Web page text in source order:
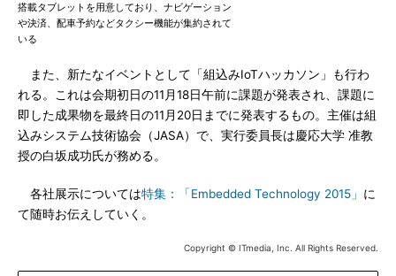
搭載タブレットを用意しており、ナビゲーション
や決済、配車予約などタクシー機能が集約されて
いる
また、新たなイベントとして「組込みIoTハッカソン」も行わ
れる。これは会期初日の11月18日午前に課題が発表され、課題に
即した成果物を最終日の11月20日までに発表するもの。主催は組
込みシステム技術協会（JASA）で、実行委員長は慶応大学 准教
授の白坂成功氏が務める。
各社展示については特集：「Embedded Technology 2015」 に
て随時お伝えしていく。
Copyright © ITmedia, Inc. All Rights Reserved.